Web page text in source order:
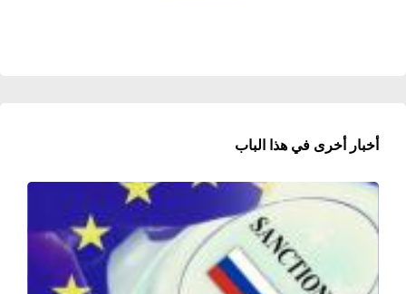
أخبار أخرى في هذا الباب